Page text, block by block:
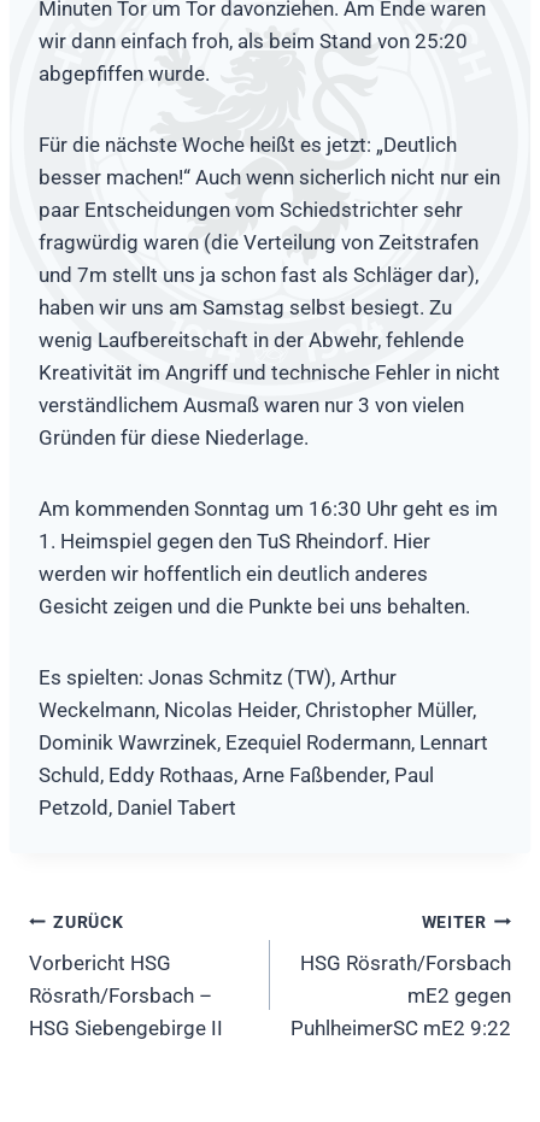
Minuten Tor um Tor davonziehen. Am Ende waren
wir dann einfach froh, als beim Stand von 25:20
abgepfiffen wurde.
Für die nächste Woche heißt es jetzt: „Deutlich
besser machen!“ Auch wenn sicherlich nicht nur ein
paar Entscheidungen vom Schiedstrichter sehr
fragwürdig waren (die Verteilung von Zeitstrafen
und 7m stellt uns ja schon fast als Schläger dar),
haben wir uns am Samstag selbst besiegt. Zu
wenig Laufbereitschaft in der Abwehr, fehlende
Kreativität im Angriff und technische Fehler in nicht
verständlichem Ausmaß waren nur 3 von vielen
Gründen für diese Niederlage.
Am kommenden Sonntag um 16:30 Uhr geht es im
1. Heimspiel gegen den TuS Rheindorf. Hier
werden wir hoffentlich ein deutlich anderes
Gesicht zeigen und die Punkte bei uns behalten.
Es spielten: Jonas Schmitz (TW), Arthur
Weckelmann, Nicolas Heider, Christopher Müller,
Dominik Wawrzinek, Ezequiel Rodermann, Lennart
Schuld, Eddy Rothaas, Arne Faßbender, Paul
Petzold, Daniel Tabert
Beitragsnavigation
ZURÜCK
Vorbericht HSG
Rösrath/Forsbach –
HSG Siebengebirge II
WEITER
HSG Rösrath/Forsbach
mE2 gegen
PuhlheimerSC mE2 9:22